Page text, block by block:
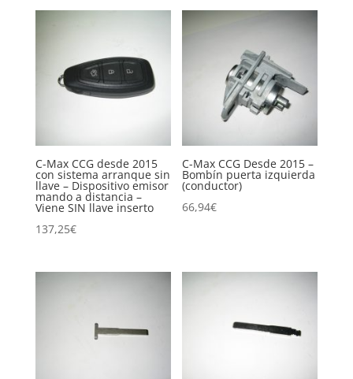
C-Max CCG desde 2015
con sistema arranque sin
llave – Dispositivo emisor
mando a distancia –
Viene SIN llave inserto
137,25€
C-Max CCG Desde 2015 –
Bombín puerta izquierda
(conductor)
66,94€